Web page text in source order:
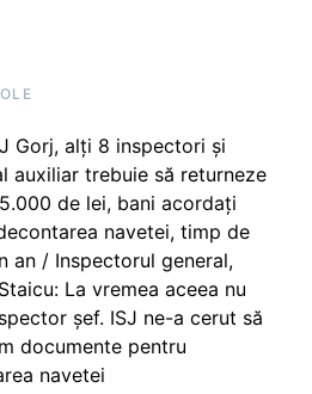
Gorj, alți 8 inspectori și
auxiliar trebuie să returneze
de lei, bani acordați
navetei, timp de
an / Inspectorul general,
La vremea aceea nu
șef. ISJ ne-a cerut să
documente pentru
navetei